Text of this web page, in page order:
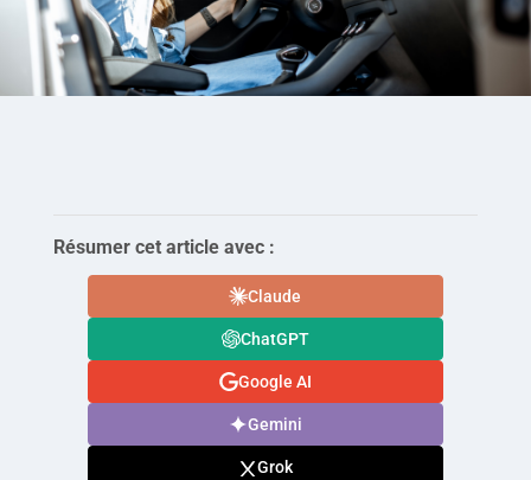
Résumer cet article avec :
Claude
ChatGPT
Google AI
Gemini
Grok